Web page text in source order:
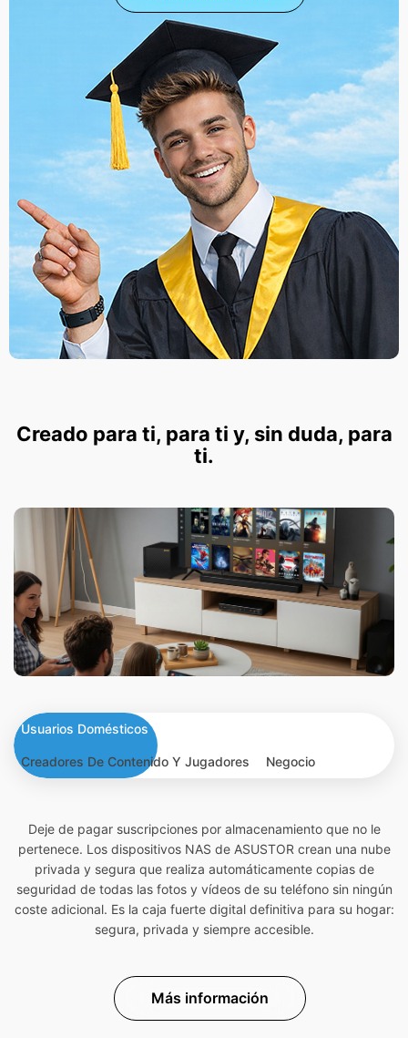
Creado para ti, para ti y, sin duda, para
ti.
Usuarios Domésticos
Creadores De Contenido Y Jugadores Negocio
Deje de pagar suscripciones por almacenamiento que no le
pertenece. Los dispositivos NAS de ASUSTOR crean una nube
privada y segura que realiza automáticamente copias de
seguridad de todas las fotos y vídeos de su teléfono sin ningún
coste adicional. Es la caja fuerte digital definitiva para su hogar:
segura, privada y siempre accesible.
Más información